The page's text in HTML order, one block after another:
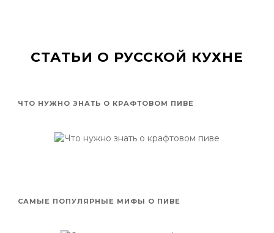
СТАТЬИ О РУССКОЙ КУХНЕ
ЧТО НУЖНО ЗНАТЬ О КРАФТОВОМ ПИВЕ
САМЫЕ ПОПУЛЯРНЫЕ МИФЫ О ПИВЕ